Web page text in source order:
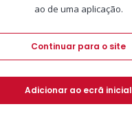
ERA
ao de uma aplicação.
Continuar para o site
Adicionar ao ecrã inicial